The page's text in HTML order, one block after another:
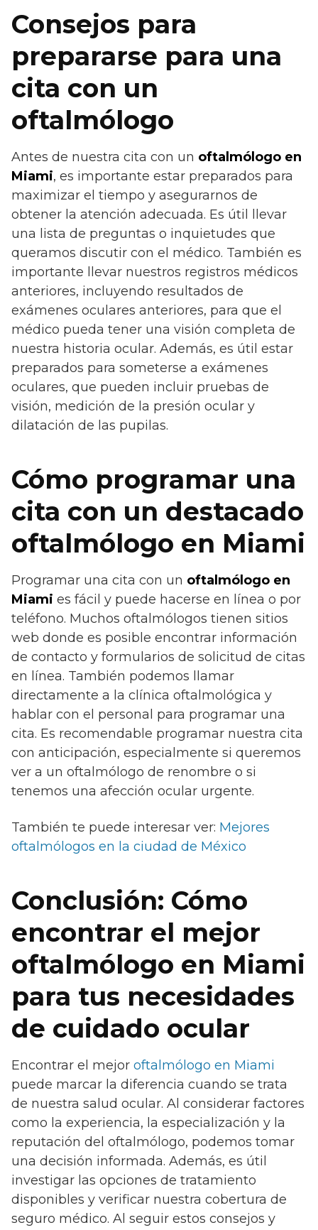
Consejos para
prepararse para una
cita con un
oftalmólogo
Antes de nuestra cita con un oftalmólogo en
Miami, es importante estar preparados para
maximizar el tiempo y asegurarnos de
obtener la atención adecuada. Es útil llevar
una lista de preguntas o inquietudes que
queramos discutir con el médico. También es
importante llevar nuestros registros médicos
anteriores, incluyendo resultados de
exámenes oculares anteriores, para que el
médico pueda tener una visión completa de
nuestra historia ocular. Además, es útil estar
preparados para someterse a exámenes
oculares, que pueden incluir pruebas de
visión, medición de la presión ocular y
dilatación de las pupilas.
Cómo programar una
cita con un destacado
oftalmólogo en Miami
Programar una cita con un oftalmólogo en
Miami es fácil y puede hacerse en línea o por
teléfono. Muchos oftalmólogos tienen sitios
web donde es posible encontrar información
de contacto y formularios de solicitud de citas
en línea. También podemos llamar
directamente a la clínica oftalmológica y
hablar con el personal para programar una
cita. Es recomendable programar nuestra cita
con anticipación, especialmente si queremos
ver a un oftalmólogo de renombre o si
tenemos una afección ocular urgente.
También te puede interesar ver: Mejores
oftalmólogos en la ciudad de México
Conclusión: Cómo
encontrar el mejor
oftalmólogo en Miami
para tus necesidades
de cuidado ocular
Encontrar el mejor oftalmólogo en Miami
puede marcar la diferencia cuando se trata
de nuestra salud ocular. Al considerar factores
como la experiencia, la especialización y la
reputación del oftalmólogo, podemos tomar
una decisión informada. Además, es útil
investigar las opciones de tratamiento
disponibles y verificar nuestra cobertura de
seguro médico. Al seguir estos consejos y